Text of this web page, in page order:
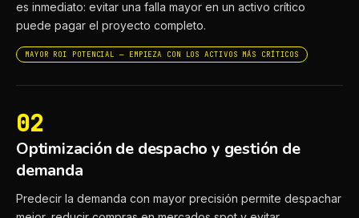
es inmediato: evitar una falla mayor en un activo crítico
puede pagar el proyecto completo.
MAYOR ROI POTENCIAL — EMPIEZA CON LOS ACTIVOS MÁS CRÍTICOS
02
Optimización de despacho y gestión de
demanda
Predecir la demanda con mayor precisión permite despachar